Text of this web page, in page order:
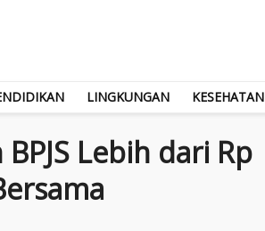
LINGKUNGAN KESEHATAN
Lebih dari Rp